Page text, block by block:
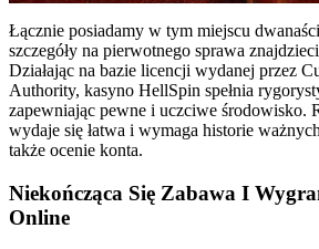
Łącznie posiadamy w tym miejscu
szczegóły na pierwotnego sprawa
Działając na bazie licencji wydanej przez
Authority, kasyno HellSpin spełnia
zapewniając pewne i uczciwe środowisko.
wydaje się łatwa i wymaga historie
także ocenie konta.
Niekończąca Się Zabawa I
Online